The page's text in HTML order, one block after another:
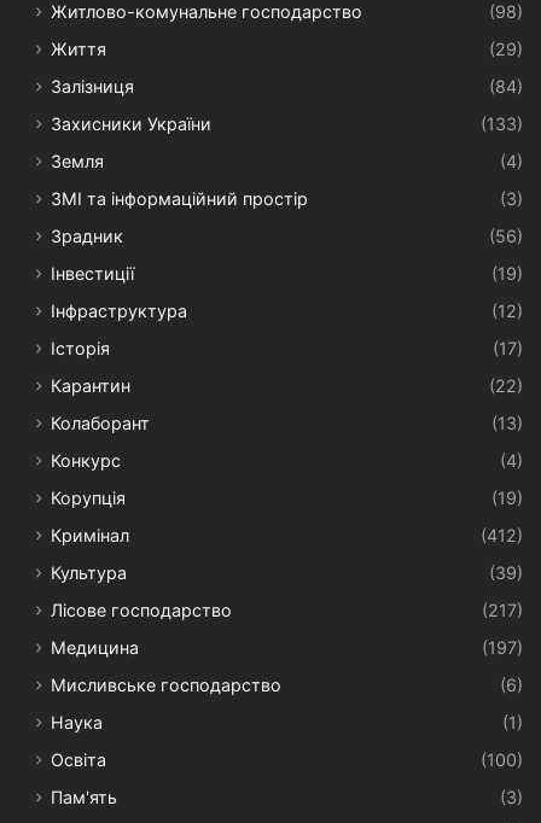
Житлово-комунальне господарство
(98)
Життя
(29)
Залізниця
(84)
Захисники України
(133)
Земля
(4)
ЗМІ та інформаційний простір
(3)
Зрадник
(56)
Інвестиції
(19)
Інфраструктура
(12)
Історія
(17)
Карантин
(22)
Колаборант
(13)
Конкурс
(4)
Корупція
(19)
Кримінал
(412)
Культура
(39)
Лісове господарство
(217)
Медицина
(197)
Мисливське господарство
(6)
Наука
(1)
Освіта
(100)
Пам'ять
(3)